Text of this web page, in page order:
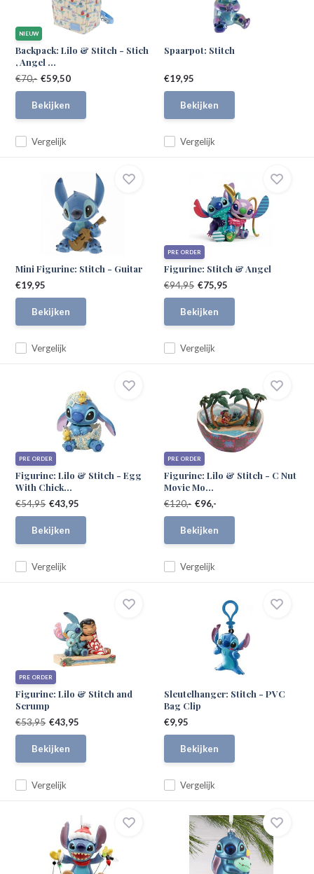
NIEUW
Backpack: Lilo & Stitch - Stich
, Angel ...
Vergelijk
€70,- €59,50
Bekijken
Spaarpot: Stitch
Vergelijk
€19,95
Bekijken
Mini Figurine: Stitch - Guitar
Vergelijk
€19,95
Bekijken
PRE ORDER
Figurine: Stitch & Angel
Vergelijk
€94,95 €75,95
Bekijken
PRE ORDER
Figurine: Lilo & Stitch - Egg
With Chick...
Vergelijk
€54,95 €43,95
Bekijken
PRE ORDER
Figurine: Lilo & Stitch - C Nut
Movie Mo...
Vergelijk
€120,- €96,-
Bekijken
PRE ORDER
Figurine: Lilo & Stitch and
Scrump
Vergelijk
€53,95 €43,95
Bekijken
Sleutelhanger: Stitch - PVC
Bag Clip
Vergelijk
€9,95
Bekijken